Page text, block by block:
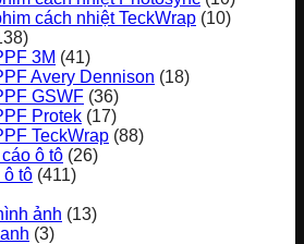
cách nhiệt TeckWrap (10)
3M (41)
Avery Dennison (18)
GSWF (36)
Protek (17)
TeckWrap (88)
ô tô (26)
ô tô (411)
ảnh (13)
(3)